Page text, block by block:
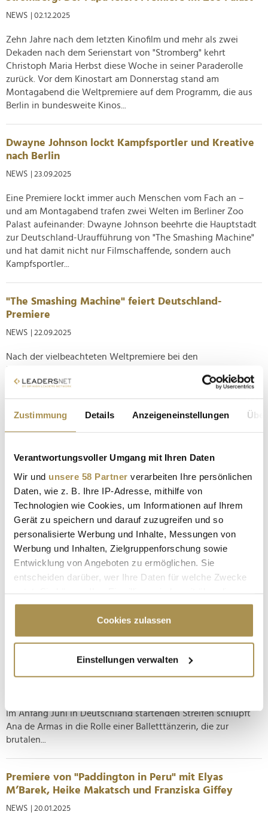
Zustimmung Details Anzeigeneinstellungen
Verantwortungsvoller Umgang mit Ihren Daten
Wir und unsere 58 Partner verarbeiten Ihre persönlichen
Daten, wie z. B. Ihre IP-Adresse, mithilfe von
Technologien wie Cookies, um Informationen auf Ihrem
Gerät zu speichern und darauf zuzugreifen und so
personalisierte Werbung und Inhalte, Messungen von
Werbung und Inhalten, Zielgruppenforschung sowie
Entwicklung von Angeboten zu ermöglichen. Sie
entscheiden darüber, wer Ihre Daten für welche Zwecke
Cookie-Erklärung oder durch Klicken auf das Privacy
Trigger Symbol ändern oder widerrufen
Informationen über Ihre geografische Lage
erfassen, welche bis auf einige Meter genau sein
bestimmten Merkmalen (Fingerprinting) identifizieren
Erfahren Sie mehr darüber, wie Ihre persönlichen Daten
Wir verwenden Cookies, um Inhalte und Anzeigen zu
personalisieren, Funktionen für soziale Medien anbieten
Cookies zulassen
Einstellungen verwalten
NEWS | 02.12.2025
Zehn Jahre nach dem letzten Kinofilm und mehr als zwei
Dekaden nach dem Serienstart von "Stromberg" kehrt
Christoph Maria Herbst diese Woche in seiner Paraderolle
zurück. Vor dem Kinostart am Donnerstag stand am
Montagabend die Weltpremiere auf dem Programm, die aus
Berlin in bundesweite Kinos...
Dwayne Johnson lockt Kampfsportler und Kreative
nach Berlin
NEWS | 23.09.2025
Eine Premiere lockt immer auch Menschen vom Fach an –
und am Montagabend trafen zwei Welten im Berliner Zoo
Palast aufeinander: Dwayne Johnson beehrte die Hauptstadt
zur Deutschland-Uraufführung von "The Smashing Machine"
und hat damit nicht nur Filmschaffende, sondern auch
Kampfsportler...
"The Smashing Machine" feiert Deutschland-
Premiere
NEWS | 22.09.2025
Nach der vielbeachteten Weltpremiere bei den
Filmfestspielen von Venedig hat Dwayne Johnson seinen
neuen Film "The Smashing Machine" am Montagabend auch
überzeugt er selbst Kritiker,...
Startet der erfolgreichste deutsche Film des Jahres
diese Woche?
NEWS | 21.09.2025
Noch zieht "Das Kanu des Manitu" weiter Menschen in die
Streifen des Jahres erst diese Woche an: "Die Schule der
magischen Tiere 4" setzt die hochpopuläre Kinderfilmreihe ab
nächstem Donnerstag auf der großen Leinwand fort. Vorher
haben sich...
Bilder von der "Ballerina"-Premiere: Ana de Armas
Ein fünfter Film um "John Wick" dürfte noch eine Weile in der
Im Anfang Juni in Deutschland startenden Streifen schlüpft
Ana de Armas in die Rolle einer Balletttänzerin, die zur
brutalen...
Premiere von "Paddington in Peru" mit Elyas
M’Barek, Heike Makatsch und Franziska Giffey
NEWS | 20.01.2025